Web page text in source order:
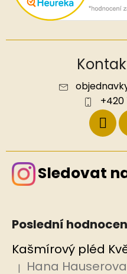
+420
Sledovat
Poslední
| Hana Hauserova